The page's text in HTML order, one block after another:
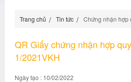
Trang chủ Tin tức Chứng nhận hợp
QR Giấy chứng nhận hợp
1/2021VKH
Ngày tạo : 10/02/2022